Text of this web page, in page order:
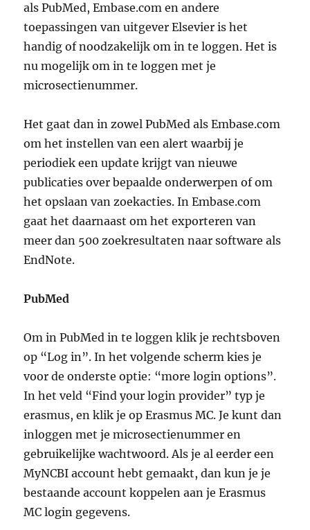
als PubMed, Embase.com en andere
toepassingen van uitgever Elsevier is het
handig of noodzakelijk om in te loggen. Het is
nu mogelijk om in te loggen met je
microsectienummer.
Het gaat dan in zowel PubMed als Embase.com
om het instellen van een alert waarbij je
periodiek een update krijgt van nieuwe
publicaties over bepaalde onderwerpen of om
het opslaan van zoekacties. In Embase.com
gaat het daarnaast om het exporteren van
meer dan 500 zoekresultaten naar software als
EndNote.
PubMed
Om in PubMed in te loggen klik je rechtsboven
op “Log in”. In het volgende scherm kies je
voor de onderste optie: “more login options”.
In het veld “Find your login provider” typ je
erasmus, en klik je op Erasmus MC. Je kunt dan
inloggen met je microsectienummer en
gebruikelijke wachtwoord. Als je al eerder een
MyNCBI account hebt gemaakt, dan kun je je
bestaande account koppelen aan je Erasmus
MC login gegevens.